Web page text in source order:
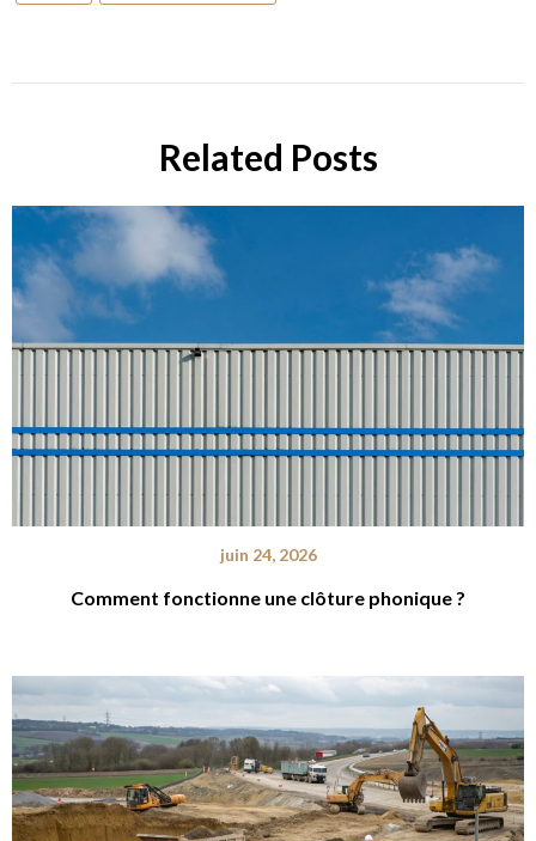
Related Posts
juin 24, 2026
Comment fonctionne une clôture phonique ?